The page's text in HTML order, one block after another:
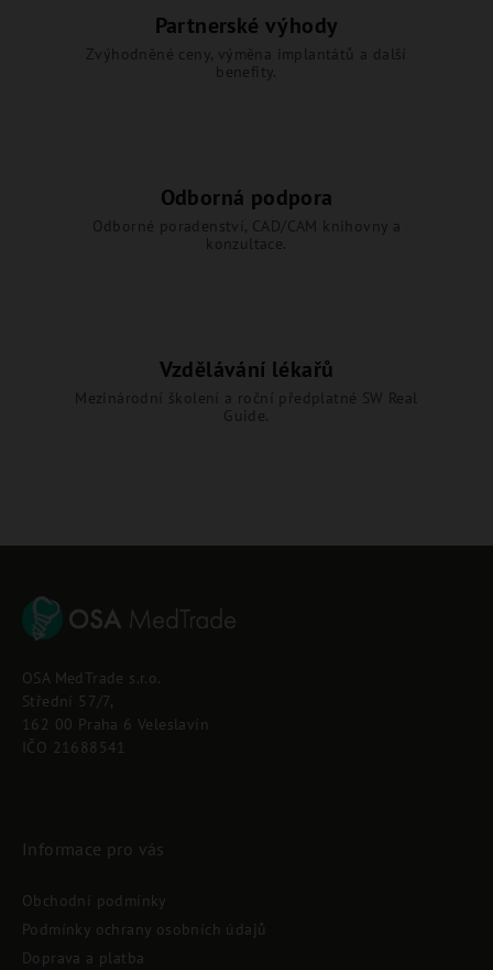
Partnerské výhody
Zvýhodněné ceny, výměna implantátů a další
benefity.
Odborná podpora
Odborné poradenství, CAD/CAM knihovny a
konzultace.
Vzdělávání lékařů
Mezinárodní školení a roční předplatné SW Real
Guide.
OSA MedTrade s.r.o.
Střední 57/7,
162 00 Praha 6 Veleslavín
IČO 21688541
Informace pro vás
Obchodní podmínky
Podmínky ochrany osobních údajů
Doprava a platba